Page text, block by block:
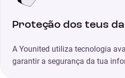
Proteção dos teus
A Younited utiliza tecnologia
garantir a segurança da tua